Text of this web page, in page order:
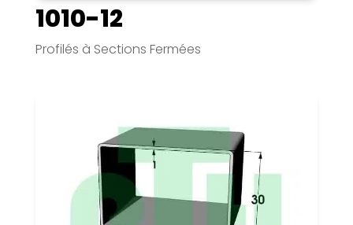
1010-12
Profilés à Sections Fermées